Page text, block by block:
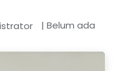
| Belum ada